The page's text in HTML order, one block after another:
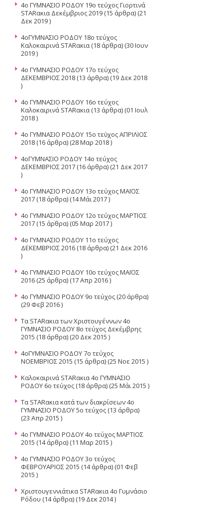
4o ΓΥΜΝΑΣΙΟ ΡΟΔΟΥ 19ο τεύχος Γιορτινά
STARακια Δεκέμβριος 2019 (15 άρθρα) (21
Δεκ 2019 )
4oΓΥΜΝΑΣΙΟ ΡΟΔΟΥ 18ο τεύχος
Καλοκαιρινά STARακια (18 άρθρα) (30 Ιουν
2019 )
4ο ΓΥΜΝΑΣΙΟ ΡΟΔΟΥ 17ο τεύχος
ΔΕΚΕΜΒΡΙΟΣ 2018 (13 άρθρα) (19 Δεκ 2018
)
4o ΓΥΜΝΑΣΙΟ ΡΟΔΟΥ 16ο τεύχος
Καλοκαιρινά STARακια (13 άρθρα) (01 Ιουλ
2018 )
4o ΓΥΜΝΑΣΙΟ ΡΟΔΟΥ 15ο τεὐχος ΑΠΡΙΛΙΟΣ
2018 (16 άρθρα) (28 Μαρ 2018 )
4οΓΥΜΝΑΣΙΟ ΡΟΔΟΥ 14ο τεύχος
ΔΕΚΕΜΒΡΙΟΣ 2017 (16 άρθρα) (21 Δεκ 2017
)
4ο ΓΥΜΝΑΣΙΟ ΡΟΔΟΥ 13ο τεύχος ΜΑΪΟΣ
2017 (18 άρθρα) (14 Μάι 2017 )
4ο ΓΥΜΝΑΣΙΟ ΡΟΔΟΥ 12ο τεύχος ΜΑΡΤΙΟΣ
2017 (15 άρθρα) (05 Μαρ 2017 )
4ο ΓΥΜΝΑΣΙΟ ΡΟΔΟΥ 11ο τεύχος
ΔΕΚΕΜΒΡΙΟΣ 2016 (18 άρθρα) (21 Δεκ 2016
)
4ο ΓΥΜΝΑΣΙΟ ΡΟΔΟΥ 10ο τεύχος ΜΑΪΟΣ
2016 (25 άρθρα) (17 Απρ 2016 )
4ο ΓΥΜΝΑΣΙΟ ΡΟΔΟΥ 9ο τεύχος (20 άρθρα)
(29 Φεβ 2016 )
Τα STARακια των Χριστουγέννων 4ο
ΓΥΜΝΑΣΙΟ ΡΟΔΟΥ 8ο τεύχος Δεκέμβρης
2015 (18 άρθρα) (20 Δεκ 2015 )
4οΓΥΜΝΑΣΙΟ ΡΟΔΟΥ 7ο τεύχος
ΝΟΕΜΒΡΙΟΣ 2015 (15 άρθρα) (25 Νοε 2015 )
Καλοκαιρινά STARακια 4ο ΓΥΜΝΑΣΙΟ
ΡΟΔΟΥ 6ο τεύχος (18 άρθρα) (25 Μάι 2015 )
Τα STARακια κατά των διακρίσεων 4ο
ΓΥΜΝΑΣΙΟ ΡΟΔΟΥ 5o τεύχος (13 άρθρα)
(23 Απρ 2015 )
4ο ΓΥΜΝΑΣΙΟ ΡΟΔΟΥ 4ο τεύχος ΜΑΡΤΙΟΣ
2015 (14 άρθρα) (11 Μαρ 2015 )
4ο ΓΥΜΝΑΣΙΟ ΡΟΔΟΥ 3ο τεύχος
ΦΕΒΡΟΥΑΡΙΟΣ 2015 (14 άρθρα) (01 Φεβ
2015 )
Χριστουγεννιάτικα STARακια 4ο Γυμνάσιο
Ρόδου (14 άρθρα) (19 Δεκ 2014 )